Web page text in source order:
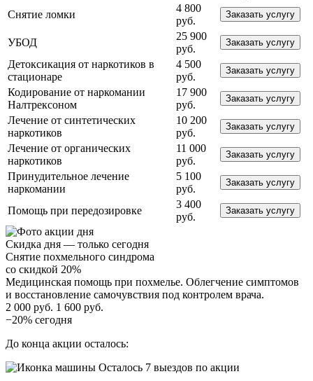
Снятие ломки
4 800
руб.
Заказать услугу
УБОД
25 900
руб.
Заказать услугу
Детоксикация от наркотиков в
стационаре
4 500
руб.
Заказать услугу
Кодирование от наркомании
Налтрексоном
17 900
руб.
Заказать услугу
Лечение от синтетических
наркотиков
10 200
руб.
Заказать услугу
Лечение от органических
наркотиков
11 000
руб.
Заказать услугу
Принудительное лечение
наркомании
5 100
руб.
Заказать услугу
Помощь при передозировке
3 400
руб.
Заказать услугу
Скидка дня — только сегодня
Снятие похмельного синдрома
со скидкой 20%
Медицинская помощь при похмелье. Облегчение симптомов
и восстановление самочувствия под контролем врача.
2 000 руб. 1 600 руб.
−20% сегодня
До конца акции осталось:
Осталось 7 выездов по акции